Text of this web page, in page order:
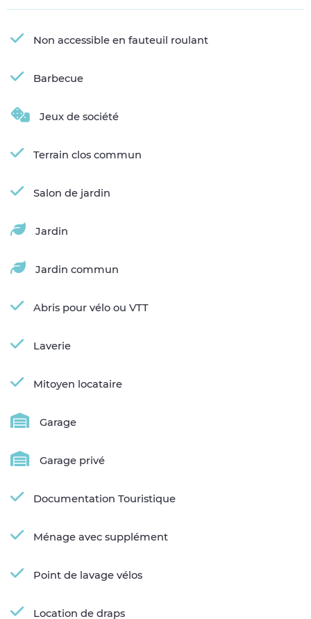
Non accessible en fauteuil roulant
Barbecue
Jeux de société
Terrain clos commun
Salon de jardin
Jardin
Jardin commun
Abris pour vélo ou VTT
Laverie
Mitoyen locataire
Garage
Garage privé
Documentation Touristique
Ménage avec supplément
Point de lavage vélos
Location de draps